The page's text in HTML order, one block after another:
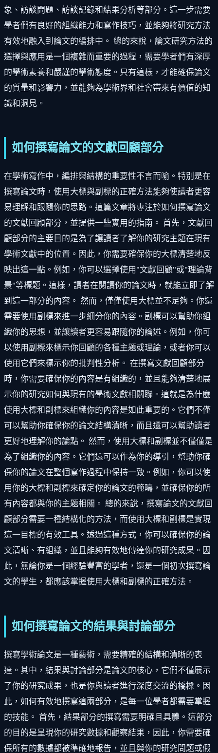
象、訪談問題、訪談記錄和結果分析等部分。這一步需要
學者們有良好的組織能力和寫作技巧，並能夠將研究方法
有效地融入到論文的編排中。 總的來說，論文研究方法的
選擇與應用是一個複雜而重要的過程，需要學者們有深厚
的學術素養和嚴謹的學術態度。只有這樣，才能確保論文
的質量和影響力，並能夠為學術界和社會帶來有價值的知
識和洞見。
如何撰寫論文的文獻回顧部分
在學術寫作中，編排與結構的重要性不言而喻。特別是在
撰寫論文時，使用大標與副標的正確方法能夠使讀者更容
易理解和跟隨你的思路。這篇文章將專注於如何撰寫論文
的文獻回顧部分，並提供一些實用的指南。 首先，文獻回
顧部分的主要目的是為了讓讀者了解你的研究主題在現有
學術文獻中的位置。因此，你需要確保你的大標清楚地反
映出這一點。例如，你可以選擇使用"文獻回顧"或"理論背
景"等標題。這樣，讀者在閱讀你的論文時，就能立即了解
到這一部分的內容。 然而，僅僅使用大標並不足夠。你還
需要使用副標來進一步細分你的內容。副標可以幫助你組
織你的思想，並讓讀者更容易跟隨你的論述。例如，你可
以使用副標來標示你回顧的各種主題或理論，或者你可以
使用它們來標示你的批判性分析。 在撰寫文獻回顧部分
時，你需要確保你的內容是有組織的，並且能夠清楚地展
示你的研究如何與現有的學術文獻相關聯。這就是為什麼
使用大標和副標來組織你的內容是如此重要的。它們不僅
可以幫助你確保你的論文結構清晰，而且還可以幫助讀者
更好地理解你的論點。 然而，使用大標和副標並不僅僅是
為了組織你的內容。它們還可以作為你的導引，幫助你確
保你的論文在整個寫作過程中保持一致。例如，你可以使
用你的大標和副標來確定你的論文的範疇，並確保你的所
有內容都與你的主題相關。 總的來說，撰寫論文的文獻回
顧部分需要一種結構化的方法，而使用大標和副標是實現
這一目標的有效工具。透過這種方式，你可以確保你的論
文清晰、有組織，並且能夠有效地傳達你的研究成果。因
此，無論你是一個經驗豐富的學者，還是一個初次撰寫論
文的學生，都應該掌握使用大標和副標的正確方法。
如何撰寫論文的結果與討論部分
撰寫學術論文是一種藝術，需要精確的結構和清晰的表
達。其中，結果與討論部分是論文的核心，它們不僅展示
了你的研究成果，也是你與讀者進行深度交流的橋樑。因
此，如何有效地撰寫這兩部分，是每一位學者都需要掌握
的技能。 首先，結果部分的撰寫需要明確且具體。這部分
的目的是呈現你的研究數據和觀察結果，因此，你需要確
保所有的數據都被準確地報告，並且與你的研究問題或假